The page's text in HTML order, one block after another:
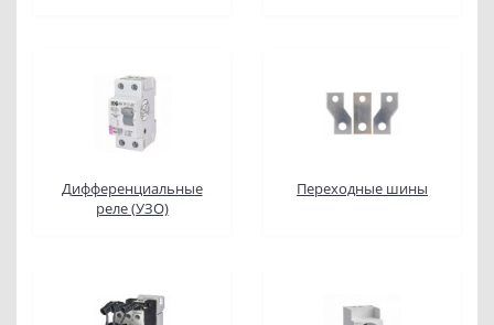
Дифференциальные
реле (УЗО)
Переходные шины